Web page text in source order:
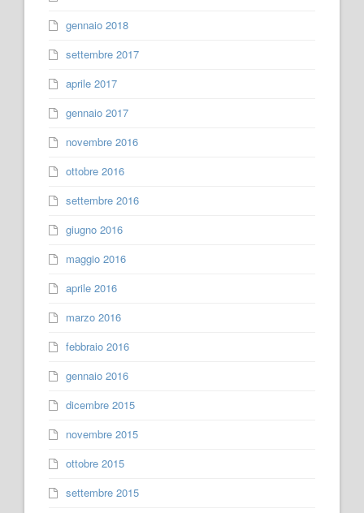
gennaio 2018
settembre 2017
aprile 2017
gennaio 2017
novembre 2016
ottobre 2016
settembre 2016
giugno 2016
maggio 2016
aprile 2016
marzo 2016
febbraio 2016
gennaio 2016
dicembre 2015
novembre 2015
ottobre 2015
settembre 2015